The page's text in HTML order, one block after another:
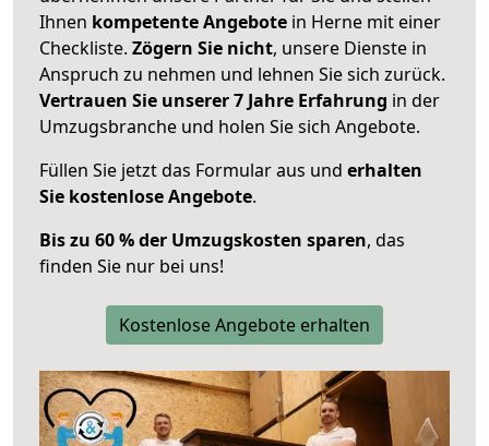
Ihnen kompetente Angebote in Herne mit einer
Checkliste. Zögern Sie nicht, unsere Dienste in
Anspruch zu nehmen und lehnen Sie sich zurück.
Vertrauen Sie unserer 7 Jahre Erfahrung in der
Umzugsbranche und holen Sie sich Angebote.
Füllen Sie jetzt das Formular aus und erhalten
Sie kostenlose Angebote.
Bis zu 60 % der Umzugskosten sparen, das
finden Sie nur bei uns!
Kostenlose Angebote erhalten